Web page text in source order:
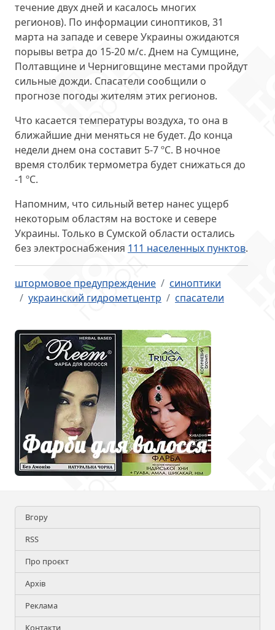
течение двух дней и касалось многих
регионов). По информации синоптиков, 31
марта на западе и севере Украины ожидаются
порывы ветра до 15-20 м/с. Днем на Сумщине,
Полтавщине и Черниговщине местами пройдут
сильные дожди. Спасатели сообщили о
прогнозе погоды жителям этих регионов.
Что касается температуры воздуха, то она в
ближайшие дни меняться не будет. До конца
недели днем она составит 5-7 ºС. В ночное
время столбик термометра будет снижаться до
-1 ºС.
Напомним, что сильный ветер нанес ущерб
некоторым областям на востоке и севере
Украины. Только в Сумской области остались
без электроснабжения 111 населенных пунктов.
штормовое предупреждение
синоптики
украинский гидрометцентр
спасатели
Вгору
RSS
Про проєкт
Архів
Реклама
Контакти